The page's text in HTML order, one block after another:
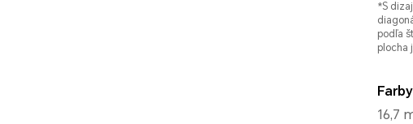
*S
podľa
plocha
Farby
16,7